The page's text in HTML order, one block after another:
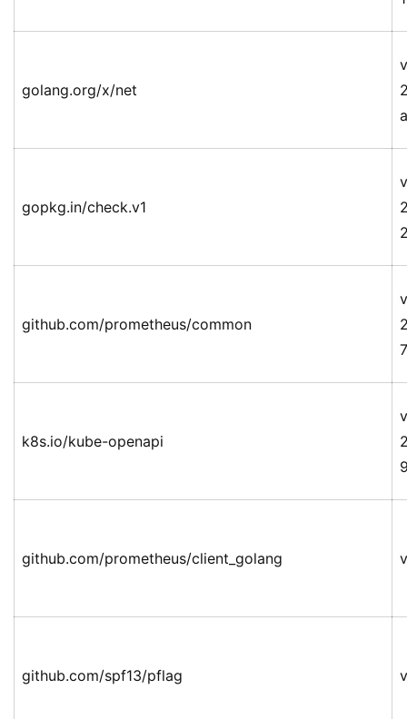
golang.org/x/net
gopkg.in/check.v1
github.com/prometheus/common
k8s.io/kube-openapi
github.com/prometheus/client_golang
github.com/spf13/pflag